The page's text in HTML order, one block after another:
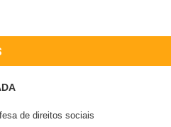
de direitos sociais